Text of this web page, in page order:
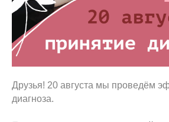
Друзья! 20 августа мы проведём
диагноза.